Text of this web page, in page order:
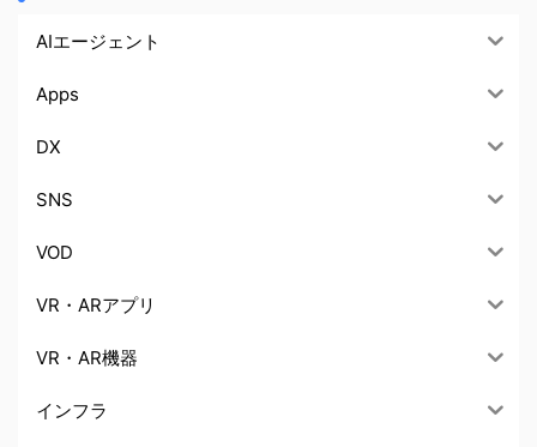
AIエージェント
Apps
DX
SNS
VOD
VR・ARアプリ
VR・AR機器
インフラ